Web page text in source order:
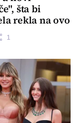
šta bi
rekla na ovo
1